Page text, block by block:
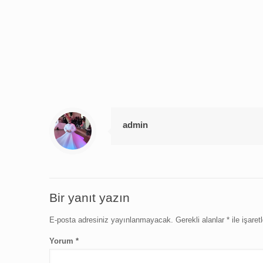
admin
Bir yanıt yazın
E-posta adresiniz yayınlanmayacak. Gerekli alanlar * ile
Yorum *